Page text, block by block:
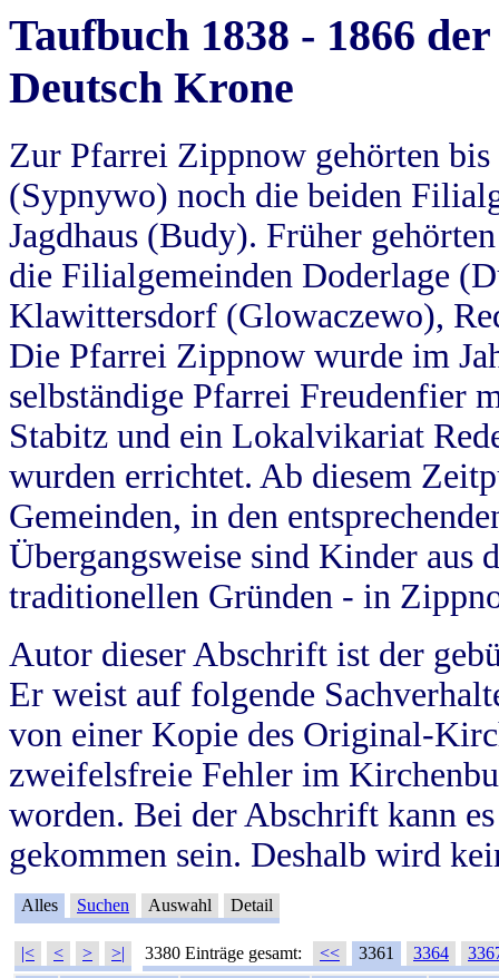
Taufbuch 1838 - 1866
Deutsch Krone
Zur Pfarrei Zippnow gehörten
(Sypnywo) noch die beiden
Jagdhaus (Budy). Früher
die Filialgemeinden Doderlage
Klawittersdorf (Glowaczewo),
Die Pfarrei Zippnow wurde im
selbständige Pfarrei Freudenfier
Stabitz und ein Lokalvikariat
wurden errichtet. Ab diesem
Gemeinden, in den
Übergangsweise sind Kinder aus
traditionellen Gründen - in
Autor dieser Abschrift ist der
Er weist auf folgende
von einer Kopie des Original-
zweifelsfreie Fehler im
worden. Bei der Abschrift kann
gekommen sein. Deshalb wird
Alles Suchen Auswahl Detail
|< < > >| 3380 Einträge gesamt: << 3361 3364